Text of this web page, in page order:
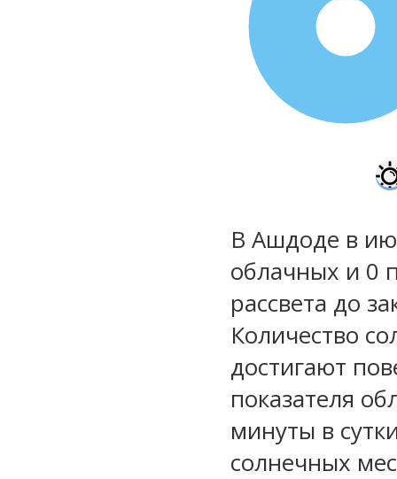
В Ашдоде в
облачных и 0
рассвета до
Количество
достигают
показателя
минуты в
солнечных